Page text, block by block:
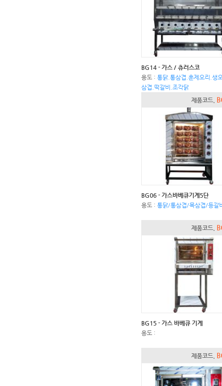
BG14 - 가스 / 츄러스코
용도 : 통닭.통삼겹.훈제오리.생
삼겹.떡갈비.조각닭
제품코드.
BG06 - 가스바베큐기계5단
용도 : 통닭/통삼겹/목삼겹/등갈
제품코드.
BG15 - 가스 바베큐 기계
용도 :
제품코드.